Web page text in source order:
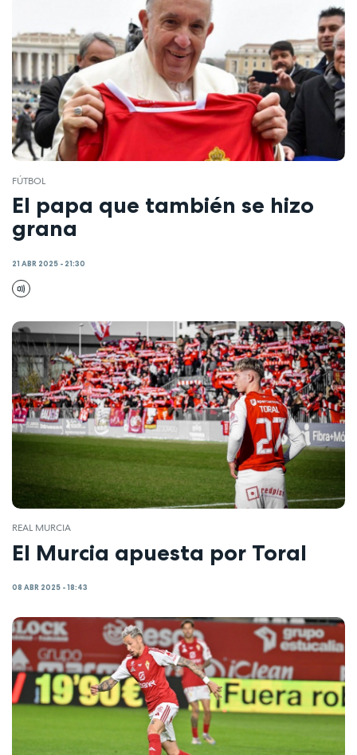
FÚTBOL
El papa que también se hizo
grana
21 ABR 2025 - 21:30
REAL MURCIA
El Murcia apuesta por Toral
08 ABR 2025 - 18:43